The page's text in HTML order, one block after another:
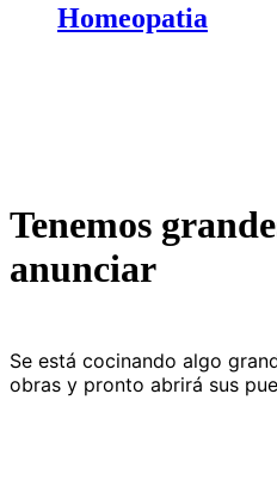
Homeopatia
Tenemos
anunciar
Se está cocinando algo
obras y pronto abrirá sus